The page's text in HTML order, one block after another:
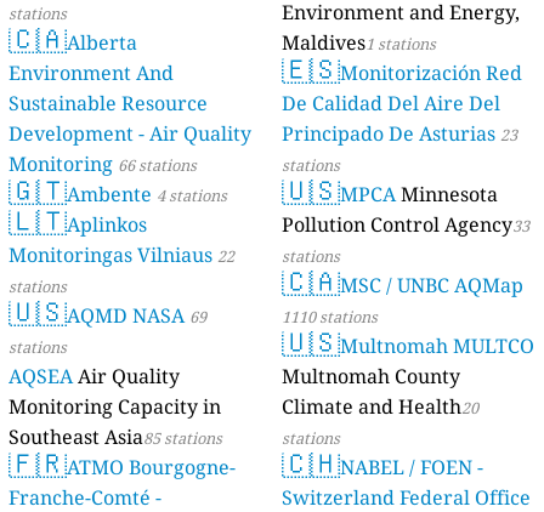
stations
🇨🇦Alberta
Environment And
Sustainable Resource
Development - Air Quality
Monitoring 66 stations
🇬🇹Ambente 4 stations
🇱🇹Aplinkos
Monitoringas Vilniaus 22
stations
🇺🇸AQMD NASA 69
stations
AQSEAAir Quality
Monitoring Capacity in
Southeast Asia85 stations
🇫🇷ATMO Bourgogne-
Franche-Comté -
Environment and Energy,
Maldives1 stations
🇪🇸Monitorización Red
De Calidad Del Aire Del
Principado De Asturias 23
stations
🇺🇸MPCAMinnesota
Pollution Control Agency33
stations
🇨🇦MSC / UNBC AQMap
1110 stations
🇺🇸Multnomah MULTCO
Multnomah County
Climate and Health20
stations
🇨🇭NABEL / FOEN -
Switzerland Federal Office